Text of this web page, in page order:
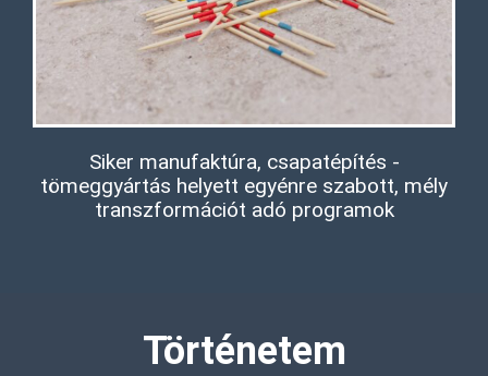
Siker manufaktúra, csapatépítés -
tömeggyártás helyett egyénre szabott, mély
transzformációt adó programok
Történetem